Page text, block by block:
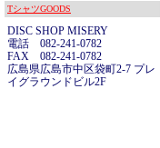
TシャツGOODS
DISC SHOP MISERY
電話 082-241-0782
FAX 082-241-0782
広島県広島市中区袋町2-7 プレ
イグラウンドビル2F